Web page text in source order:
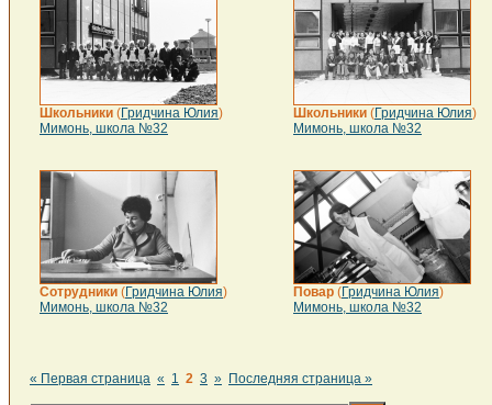
Школьники (Гридчина Юлия)
Мимонь, школа №32
Школьники (Гридчина Юлия)
Мимонь, школа №32
Сотрудники (Гридчина Юлия)
Мимонь, школа №32
Повар (Гридчина Юлия)
Мимонь, школа №32
« Первая страница « 1 2 3 » Последняя страница »